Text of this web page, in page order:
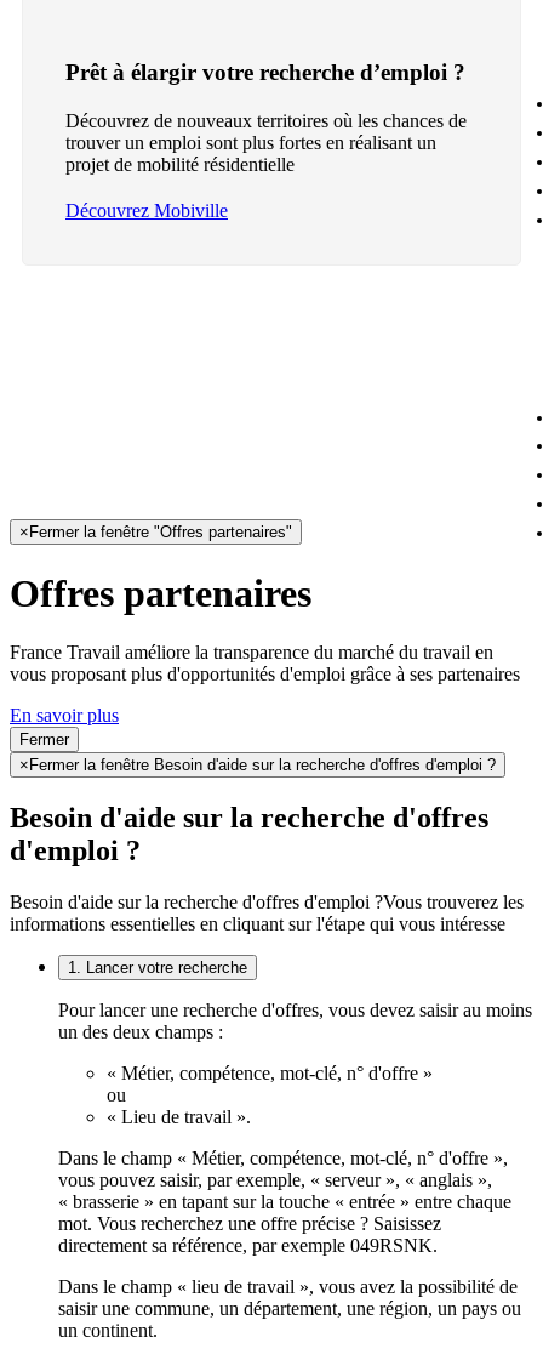
Prêt à élargir votre recherche d’emploi ?
Découvrez de nouveaux territoires où les chances de
trouver un emploi sont plus fortes en réalisant un
projet de mobilité résidentielle
Découvrez Mobiville
× Fermer la fenêtre "Offres partenaires"
Offres partenaires
France Travail améliore la transparence du marché du travail en
vous proposant plus d'opportunités d'emploi grâce à ses partenaires
En savoir plus
Fermer
× Fermer la fenêtre Besoin d'aide sur la recherche d'offres d'emploi ?
Besoin d'aide sur la recherche d'offres
d'emploi ?
Besoin d'aide sur la recherche d'offres d'emploi ?Vous trouverez les
informations essentielles en cliquant sur l'étape qui vous intéresse
1. Lancer votre recherche
Pour lancer une recherche d'offres, vous devez saisir au moins
un des deux champs :
« Métier, compétence, mot-clé, n° d'offre »
ou
« Lieu de travail ».
Dans le champ « Métier, compétence, mot-clé, n° d'offre »,
vous pouvez saisir, par exemple, « serveur », « anglais »,
« brasserie » en tapant sur la touche « entrée » entre chaque
mot. Vous recherchez une offre précise ? Saisissez
directement sa référence, par exemple 049RSNK.
Dans le champ « lieu de travail », vous avez la possibilité de
saisir une commune, un département, une région, un pays ou
un continent.